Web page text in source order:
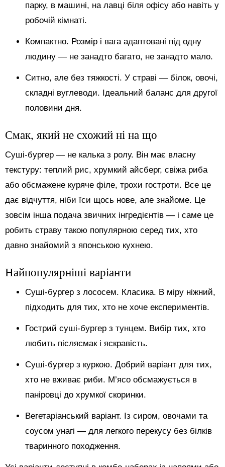
парку, в машині, на лавці біля офісу або навіть у
робочій кімнаті.
Компактно. Розмір і вага адаптовані під одну
людину — не занадто багато, не занадто мало.
Ситно, але без тяжкості. У страві — білок, овочі,
складні вуглеводи. Ідеальний баланс для другої
половини дня.
Смак, який не схожий ні на що
Суші-бургер — не калька з ролу. Він має власну
текстуру: теплий рис, хрумкий айсберг, свіжа риба
або обсмажене куряче філе, трохи гостроти. Все це
дає відчуття, ніби їси щось нове, але знайоме. Це
зовсім інша подача звичних інгредієнтів — і саме це
робить страву такою популярною серед тих, хто
давно знайомий з японською кухнею.
Найпопулярніші варіанти
Суші-бургер з лососем. Класика. В міру ніжний,
підходить для тих, хто не хоче експериментів.
Гострий суші-бургер з тунцем. Вибір тих, хто
любить післясмак і яскравість.
Суші-бургер з куркою. Добрий варіант для тих,
хто не вживає риби. М’ясо обсмажується в
паніровці до хрумкої скоринки.
Вегетаріанський варіант. Із сиром, овочами та
соусом унагі — для легкого перекусу без білків
тваринного походження.